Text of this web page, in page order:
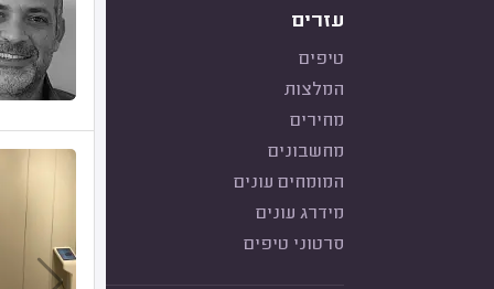
עזרים
טיפים
המלצות
מחירים
מחשבונים
המומחים עונים
מידרג עונים
סרטוני טיפים